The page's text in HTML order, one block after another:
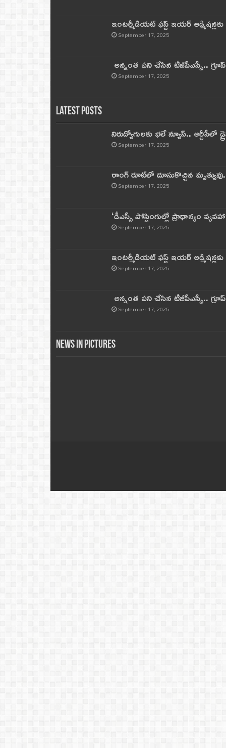
ఇంటర్మీడియట్ ఫస్ట్‌ ఇయర్‌
September 17, 2025
అన్నంత పని చేసిన టీజీపీఎస్సీ..
September 17, 2025
Latest Posts
నిరుద్యోగులకు భలే న్యూస్.. ఆర్టీసీలో
September 17, 2025
రాంగ్ రూట్‌లో దూసుకొచ్చిన
September 17, 2025
‘డీఎస్సీ పోస్టింగుల్లో ప్రాధాన్యం
September 17, 2025
ఇంటర్మీడియట్ ఫస్ట్‌ ఇయర్‌
September 17, 2025
అన్నంత పని చేసిన టీజీపీఎస్సీ..
September 17, 2025
News in Pictures